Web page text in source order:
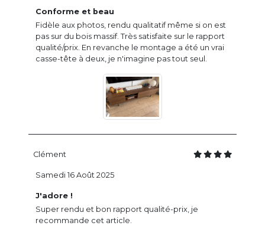
Conforme et beau
Fidèle aux photos, rendu qualitatif même si on est
pas sur du bois massif. Très satisfaite sur le rapport
qualité/prix. En revanche le montage a été un vrai
casse-tête à deux, je n'imagine pas tout seul.
Clément
J'adore !
Super rendu et bon rapport qualité-prix, je
recommande cet article.
Samedi 16 Août 2025